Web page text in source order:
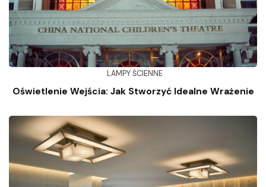
LAMPY ŚCIENNE
Oświetlenie Wejścia: Jak Stworzyć Idealne Wrażenie